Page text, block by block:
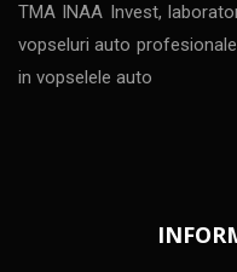
TMA INAA Invest,
vopseluri auto
in vopselele auto